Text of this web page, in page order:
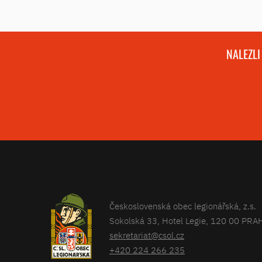
Československá obec legionářská, z.s.
Sokolská 33, Hotel Legie, 120 00
sekretariat@csol.cz
+420 224 266 235